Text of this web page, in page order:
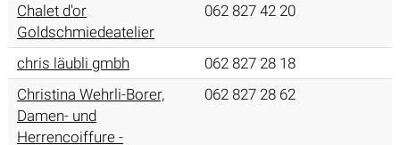
Chalet d'or
Goldschmiedeatelier
062 827 42 20
chris läubli gmbh
062 827 28 18
Christina Wehrli-Borer,
Damen- und
Herrencoiffure -
062 827 28 62